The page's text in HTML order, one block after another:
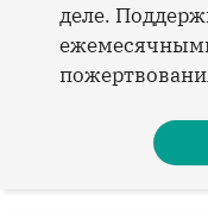
деле.